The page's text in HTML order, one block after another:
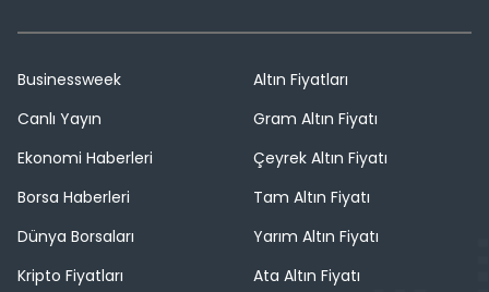
Businessweek
Canlı Yayın
Ekonomi Haberleri
Borsa Haberleri
Dünya Borsaları
Kripto Fiyatları
Altın Fiyatları
Gram Altın Fiyatı
Çeyrek Altın Fiyatı
Tam Altın Fiyatı
Yarım Altın Fiyatı
Ata Altın Fiyatı